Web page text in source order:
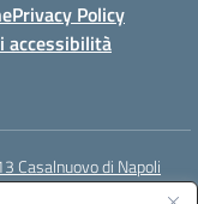
Privacy Policy
accessibilità
Casalnuovo di Napoli